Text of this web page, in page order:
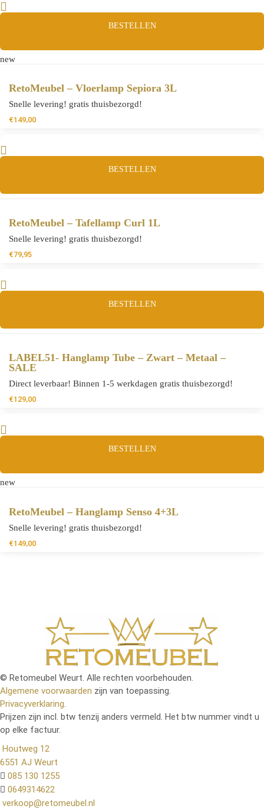
BESTELLEN
new
RetoMeubel – Vloerlamp Sepiora 3L
Snelle levering! gratis thuisbezorgd!
€149,00
BESTELLEN
RetoMeubel – Tafellamp Curl 1L
Snelle levering! gratis thuisbezorgd!
€79,95
BESTELLEN
LABEL51- Hanglamp Tube – Zwart – Metaal –
SALE
Direct leverbaar! Binnen 1-5 werkdagen gratis thuisbezorgd!
€129,00
BESTELLEN
new
RetoMeubel – Hanglamp Senso 4+3L
Snelle levering! gratis thuisbezorgd!
€149,00
© Retomeubel Weurt. Alle rechten voorbehouden.
Algemene voorwaarden zijn van toepassing.
Privacyverklaring
Prijzen zijn incl. btw tenzij anders vermeld. Het btw nummer vindt u
op elke factuur.
Houtweg 12
6551 AJ Weurt
085 130 1255
0649314622
verkoop@retomeubel.nl